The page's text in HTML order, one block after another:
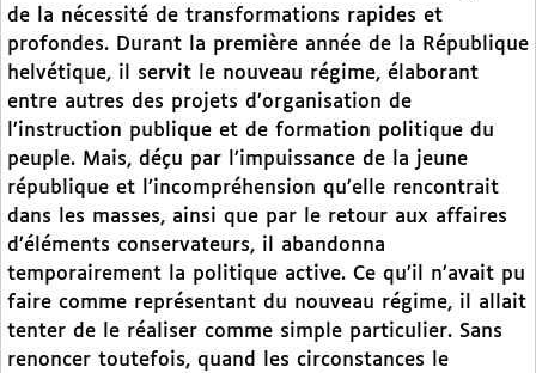
de la nécessité de transformations rapides et
profondes. Durant la première année de la République
helvétique, il servit le nouveau régime, élaborant
entre autres des projets d’organisation de
l’instruction publique et de formation politique du
peuple. Mais, déçu par l’impuissance de la jeune
république et l’incompréhension qu’elle rencontrait
dans les masses, ainsi que par le retour aux affaires
d’éléments conservateurs, il abandonna
temporairement la politique active. Ce qu’il n’avait pu
faire comme représentant du nouveau régime, il allait
tenter de le réaliser comme simple particulier. Sans
renoncer toutefois, quand les circonstances le